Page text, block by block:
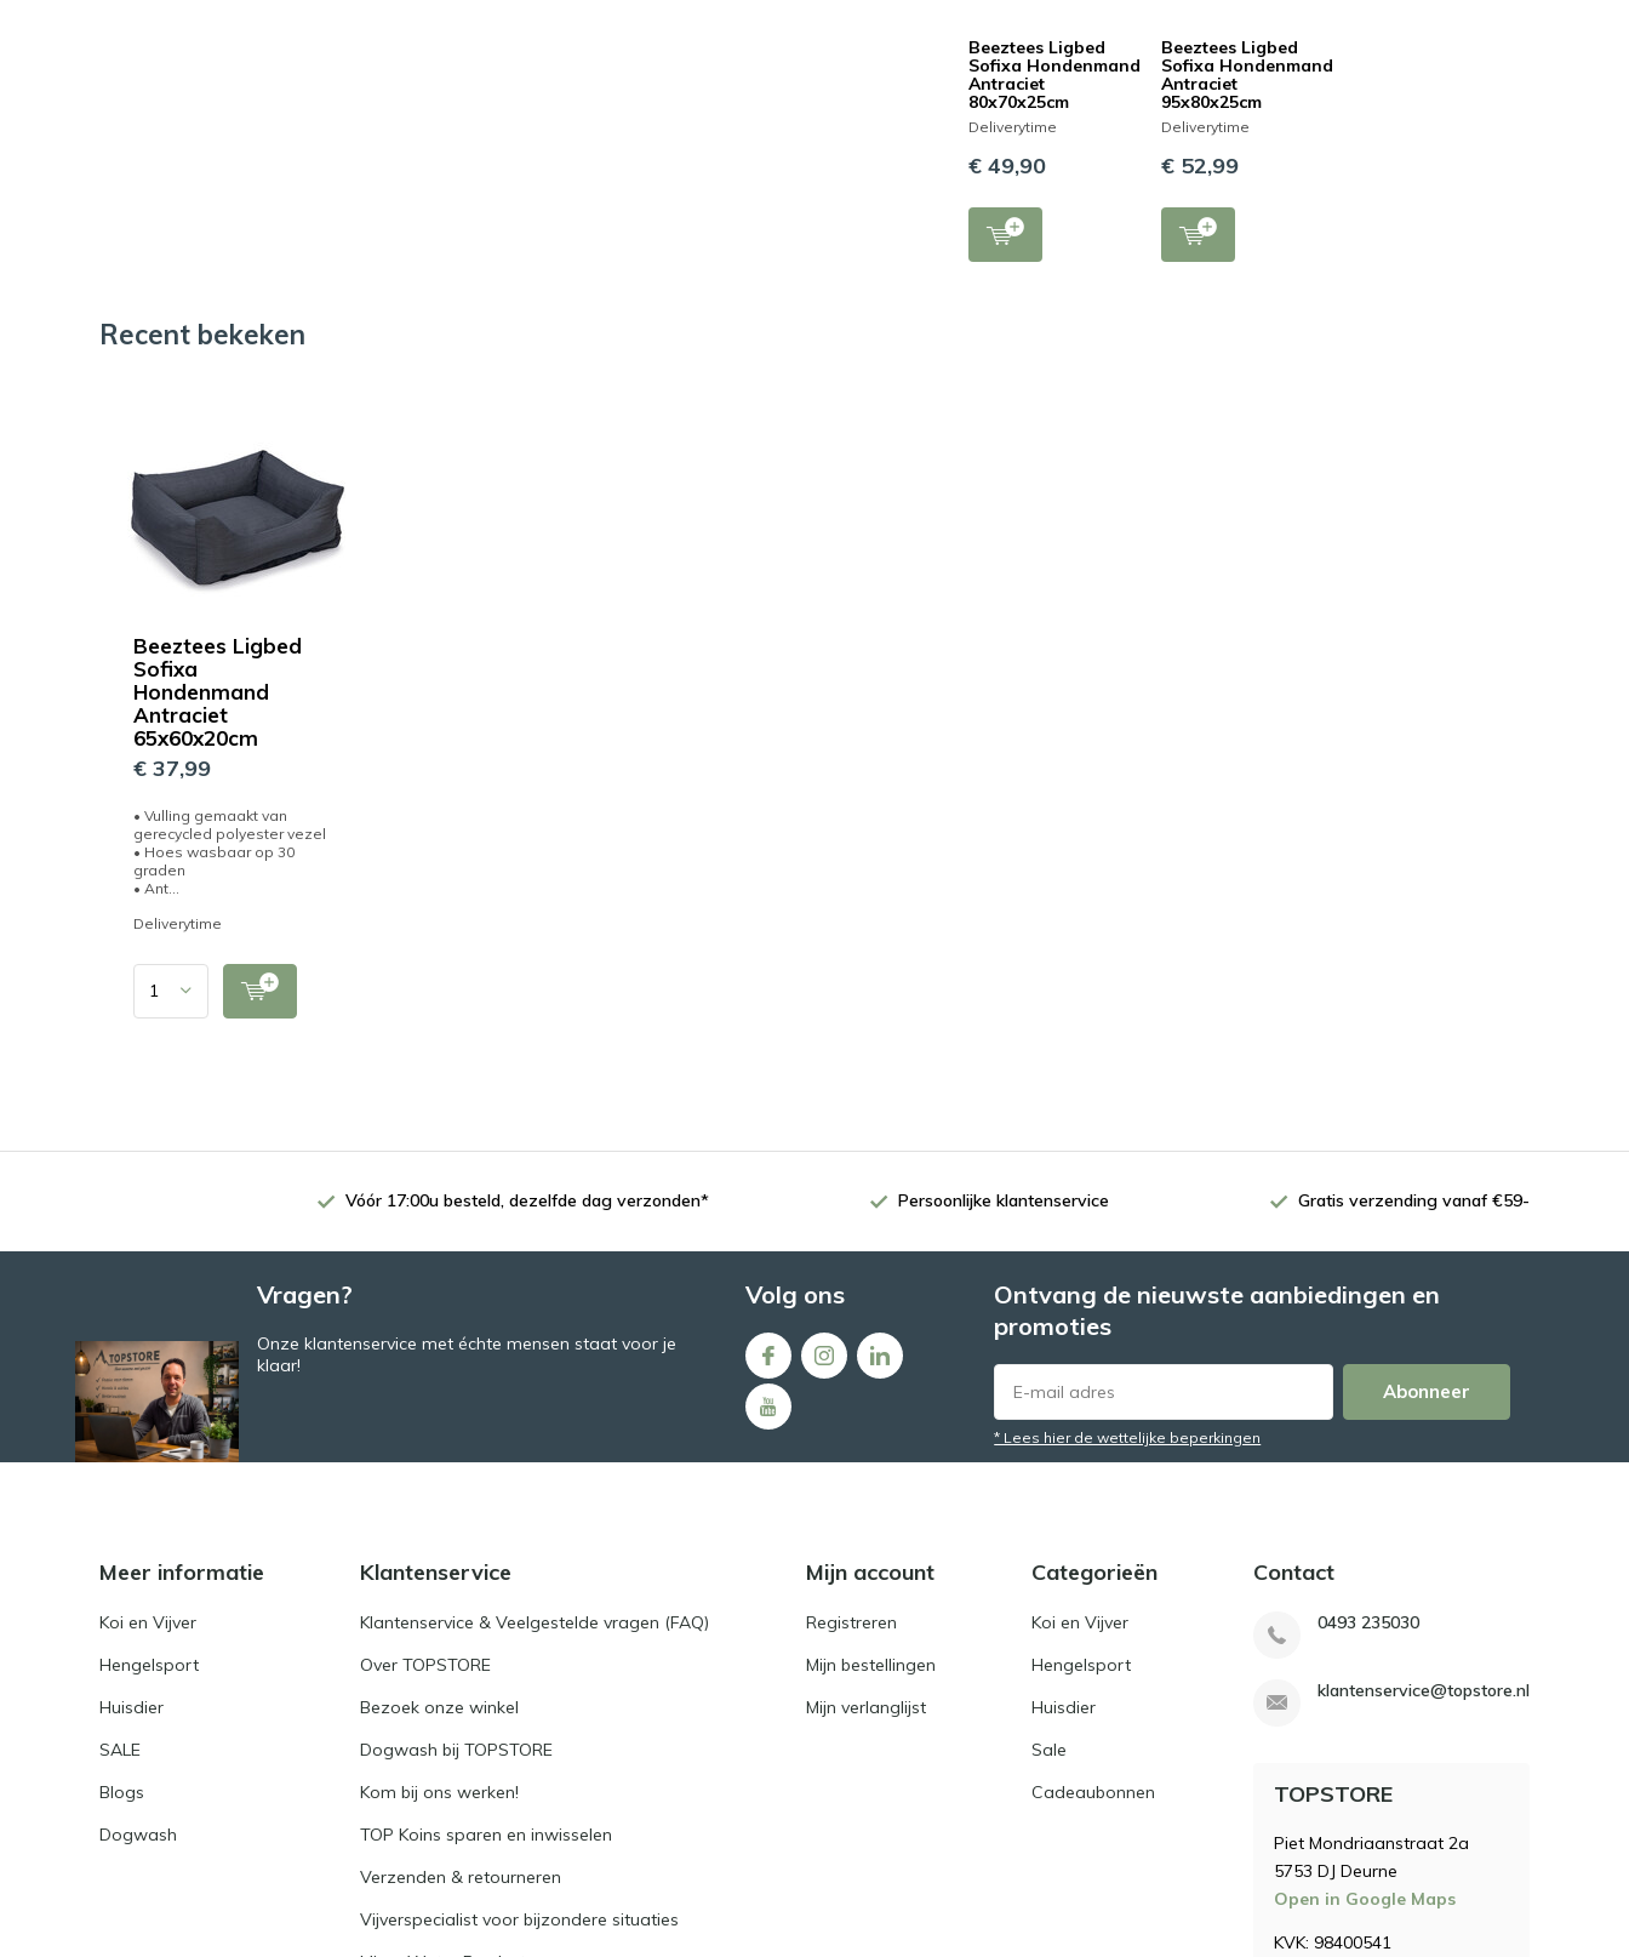
Beeztees Ligbed
Sofixa Hondenmand
Antraciet
80x70x25cm
Deliverytime
€ 49,90
Beeztees Ligbed
Sofixa Hondenmand
Antraciet
95x80x25cm
Deliverytime
€ 52,99
Recent bekeken
Beeztees Ligbed
Sofixa
Hondenmand
Antraciet
65x60x20cm
€ 37,99
• Vulling gemaakt van
gerecycled polyester vezel
• Hoes wasbaar op 30
graden
• Ant...
Deliverytime
Vóór 17:00u besteld, dezelfde dag verzonden* Persoonlijke klantenservice Gratis verzending vanaf €59-
Vragen?
Onze klantenservice met échte mensen staat voor je
klaar!
Volg ons
Ontvang de nieuwste aanbiedingen en
promoties
Abonneer
* Lees hier de wettelijke beperkingen
Meer informatie
Koi en Vijver
Hengelsport
Huisdier
SALE
Blogs
Dogwash
Klantenservice
Klantenservice & Veelgestelde vragen (FAQ)
Over TOPSTORE
Bezoek onze winkel
Dogwash bij TOPSTORE
Kom bij ons werken!
TOP Koins sparen en inwisselen
Verzenden & retourneren
Vijverspecialist voor bijzondere situaties
Mijn account
Registreren
Mijn bestellingen
Mijn verlanglijst
Categorieën
Koi en Vijver
Hengelsport
Huisdier
Sale
Cadeaubonnen
Contact
0493 235030
klantenservice@topstore.nl
TOPSTORE
Piet Mondriaanstraat 2a
5753 DJ Deurne
Open in Google Maps
KVK: 98400541